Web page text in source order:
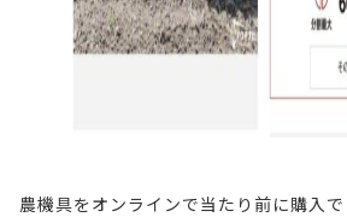
農機具をオンラインで当たり前に購入